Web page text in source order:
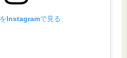
Instagramで見る